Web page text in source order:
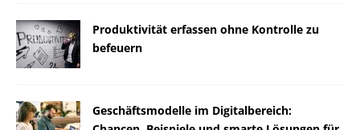
Produktivität erfassen ohne Kontrolle zu
befeuern
Geschäftsmodelle im Digitalbereich: